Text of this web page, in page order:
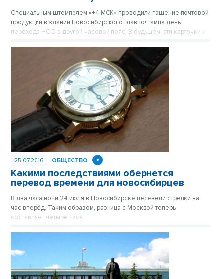
Специальным штемпелем «+4 МСК» проводили гашение почтовой
продукции в здании Новосибирского главпочтампа день
перехода НСО в другой часовой пояс. В будущем, эти карточки и
конверты могут стать филателической ценностью.
25.07.2016 ОБЩЕСТВО
Какими последствиями обернется
перевод времени для новосибирцев
В два часа ночи 24 июля в Новосибирске перевели стрелки на
час вперёд. Таким образом, разница с Москвой теперь
составляет четыре часа.